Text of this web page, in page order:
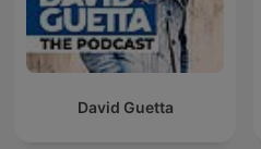
David Guetta